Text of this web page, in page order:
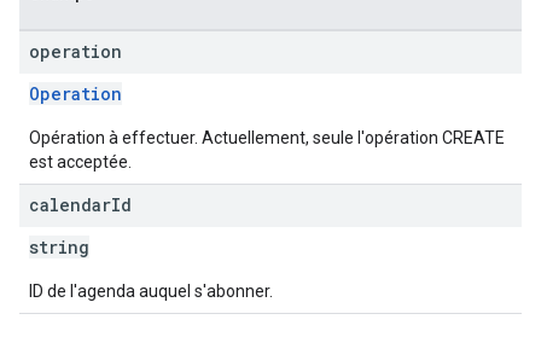
operation
Operation
Opération à effectuer. Actuellement, seule l'opération CREATE
est acceptée.
calendarId
string
ID de l'agenda auquel s'abonner.